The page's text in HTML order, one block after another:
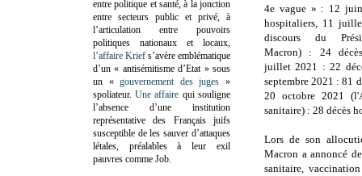
4e vague » : 12
hospitaliers, 11
discours du
Macron) : 24
juillet 2021 : 22
septembre 2021 : 81
20 octobre 2021
sanitaire) : 28 décès
Lors de son
Macron a annoncé
sanitaire,
entre politique et santé, à la jonction
entre secteurs public et privé, à
l’articulation entre pouvoirs
politiques nationaux et locaux,
l’affaire Krief s’avère emblématique
d’un « antisémitisme d’Etat » sous
un «gouvernement des juges »
spoliateur.Une affaire qui souligne
l’absence d’une institution
représentative des Français juifs
susceptible de les sauver d’attaques
létales, préalables à leur exil
pauvres comme Job.